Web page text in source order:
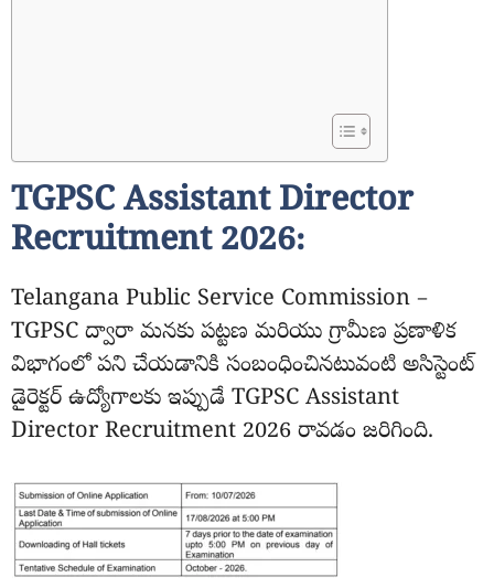
TGPSC Assistant Director
Recruitment 2026:
Telangana Public Service Commission –
TGPSC ద్వారా మనకు పట్టణ మరియు గ్రామీణ ప్రణాళిక
విభాగంలో పని చేయడానికి సంబంధించినటువంటి అసిస్టెంట్
డైరెక్టర్ ఉద్యోగాలకు ఇప్పుడే TGPSC Assistant
Director Recruitment 2026 రావడం జరిగింది.